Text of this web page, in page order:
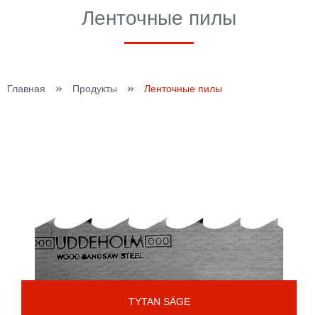
Ленточные пилы
Главная » Продукты » Ленточные пилы
TYTAN SÄGE